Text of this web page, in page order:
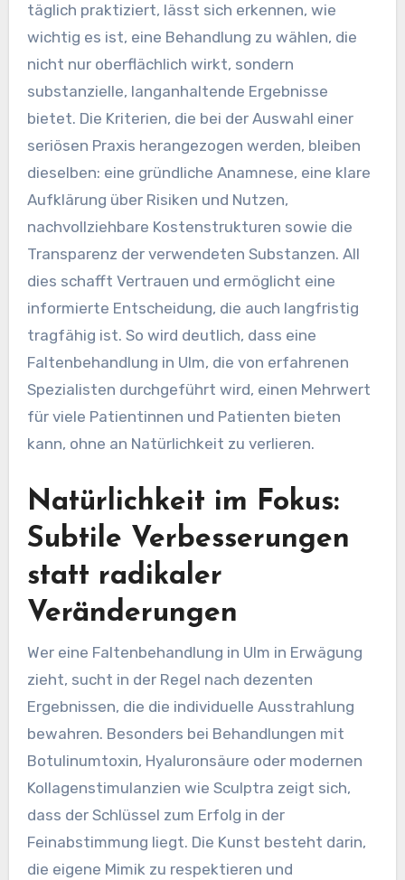
täglich praktiziert, lässt sich erkennen, wie
wichtig es ist, eine Behandlung zu wählen, die
nicht nur oberflächlich wirkt, sondern
substanzielle, langanhaltende Ergebnisse
bietet. Die Kriterien, die bei der Auswahl einer
seriösen Praxis herangezogen werden, bleiben
dieselben: eine gründliche Anamnese, eine klare
Aufklärung über Risiken und Nutzen,
nachvollziehbare Kostenstrukturen sowie die
Transparenz der verwendeten Substanzen. All
dies schafft Vertrauen und ermöglicht eine
informierte Entscheidung, die auch langfristig
tragfähig ist. So wird deutlich, dass eine
Faltenbehandlung in Ulm, die von erfahrenen
Spezialisten durchgeführt wird, einen Mehrwert
für viele Patientinnen und Patienten bieten
kann, ohne an Natürlichkeit zu verlieren.
Natürlichkeit im Fokus:
Subtile Verbesserungen
statt radikaler
Veränderungen
Wer eine Faltenbehandlung in Ulm in Erwägung
zieht, sucht in der Regel nach dezenten
Ergebnissen, die die individuelle Ausstrahlung
bewahren. Besonders bei Behandlungen mit
Botulinumtoxin, Hyaluronsäure oder modernen
Kollagenstimulanzien wie Sculptra zeigt sich,
dass der Schlüssel zum Erfolg in der
Feinabstimmung liegt. Die Kunst besteht darin,
die eigene Mimik zu respektieren und